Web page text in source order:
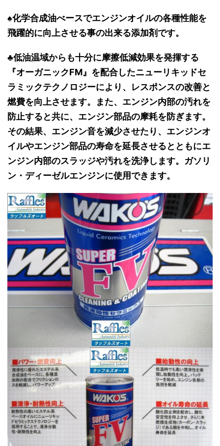
♠化学合成油べースでエンジンオイルの各種性能を
飛躍的に向上させる事の出来る添加剤です。
♣低油温域からも十分に摩擦低減効果を発揮する
『オーガニックFM』を配合したニューリキッドセ
ラミックテクノロジーにより、レスポンスの改善と
燃費を向上させます。また、エンジン内部の汚れを
防止すると共に、エンジン部品の摩耗を防ぎます。
その結果、エンジン音を減少させたり、エンジンオ
イルやエンジン部品の寿命を延長させるとともにエ
ンジン内部のスラッジや汚れを洗浄します。ガソリ
ン・ディーゼルエンジンに使用できます。